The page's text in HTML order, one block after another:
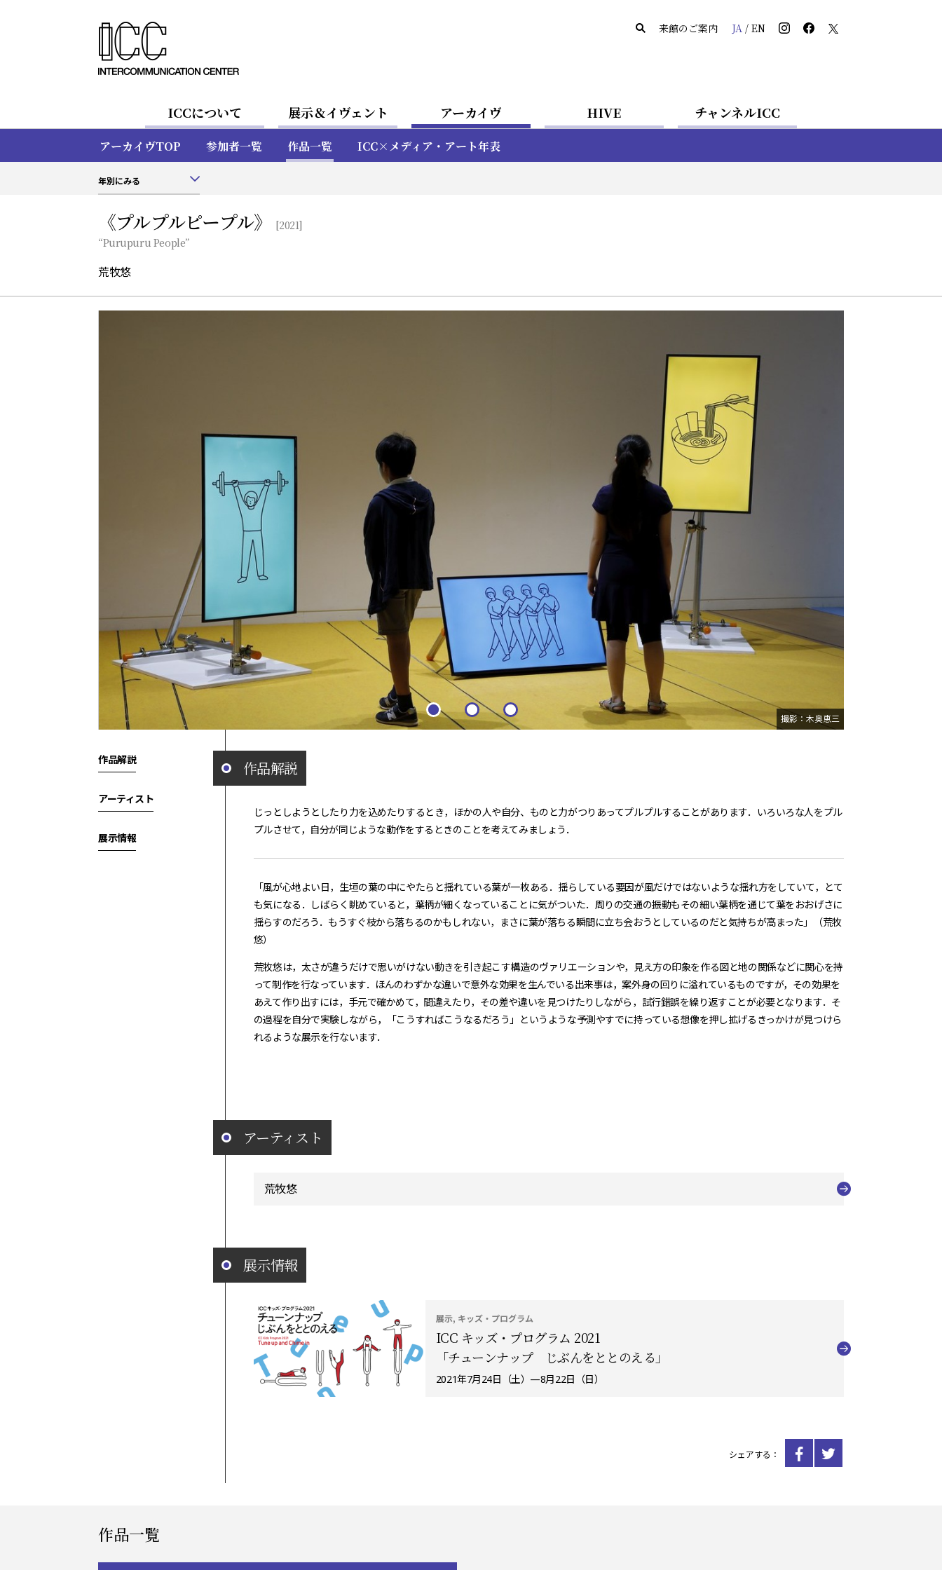
来館のご案内 JA/ EN
ICCについて 展示＆イヴェント アーカイヴ HIVE チャンネルICC
アーカイヴTOP 参加者一覧 作品一覧 ICC×メディア・アート年表
年別にみる
《プルプルピープル》
[2021]
“Purupuru People”
荒牧悠
撮影：木奥恵三
作品解説
アーティスト
展示情報
作品解説
じっとしようとしたり力を込めたりするとき，ほかの人や自分、ものと力がつりあってプルプルすることがあります．いろいろな人をプル
プルさせて，自分が同じような動作をするときのことを考えてみましょう．
「風が心地よい日，生垣の葉の中にやたらと揺れている葉が一枚ある．揺らしている要因が風だけではないような揺れ方をしていて，とて
も気になる．しばらく眺めていると，葉柄が細くなっていることに気がついた．周りの交通の振動もその細い葉柄を通じて葉をおおげさに
揺らすのだろう．もうすぐ枝から落ちるのかもしれない，まさに葉が落ちる瞬間に立ち会おうとしているのだと気持ちが高まった」（荒牧
悠）
荒牧悠は，太さが違うだけで思いがけない動きを引き起こす構造のヴァリエーションや，見え方の印象を作る図と地の関係などに関心を持
って制作を行なっています．ほんのわずかな違いで意外な効果を生んでいる出来事は，案外身の回りに溢れているものですが，その効果を
あえて作り出すには，手元で確かめて，間違えたり，その差や違いを見つけたりしながら，試行錯誤を繰り返すことが必要となります．そ
の過程を自分で実験しながら，「こうすればこうなるだろう」というような予測やすでに持っている想像を押し拡げるきっかけが見つけら
れるような展示を行ないます．
アーティスト
荒牧悠
展示情報
展示, キッズ・プログラム
ICC キッズ・プログラム 2021
「チューンナップ じぶんをととのえる」
2021年7月24日（土）—8月22日（日）
シェアする：
作品一覧